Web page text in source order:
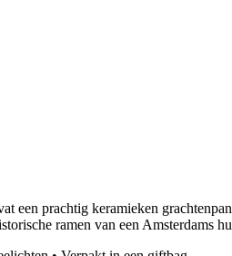
een prachtig keramieken
ramen van een Amsterdams